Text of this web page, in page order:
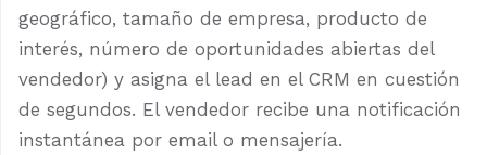
geográfico, tamaño de empresa, producto de
interés, número de oportunidades abiertas del
vendedor) y asigna el lead en el CRM en cuestión
de segundos. El vendedor recibe una notificación
instantánea por email o mensajería.